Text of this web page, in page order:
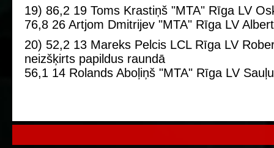
19) 86,2 19 Toms Krastiņš "MTA" Rīga LV
76,8 26 Artjom Dmitrijev "MTA" Rīga LV
20) 52,2 13 Mareks Pelcis LCL Rīga LV
neizšķirts papildus raundā
56,1 14 Rolands Aboļiņš "MTA" Rīga LV